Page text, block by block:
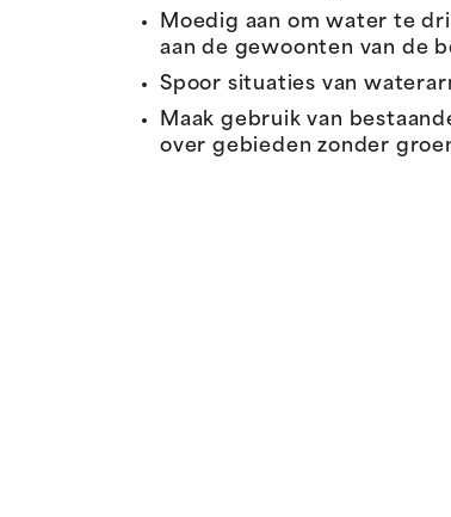
Moedig aan om water te
aan de gewoonten van de
Spoor situaties van
Maak gebruik van
over gebieden zonder